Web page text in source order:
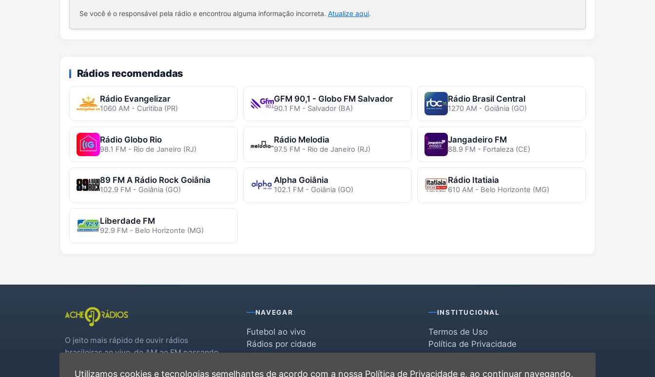
Se você é o responsável pela rádio e encontrou alguma informação incorreta. Atualize aqui.
Rádios recomendadas
Rádio Evangelizar
1060 AM - Curitiba (PR)
GFM 90,1 - Globo FM Salvador
90.1 FM - Salvador (BA)
Rádio Brasil Central
1270 AM - Goiânia (GO)
Rádio Globo Rio
98.1 FM - Rio de Janeiro (RJ)
Rádio Melodia
97.5 FM - Rio de Janeiro (RJ)
Jangadeiro FM
88.9 FM - Fortaleza (CE)
89 FM A Rádio Rock Goiânia
102.9 FM - Goiânia (GO)
Alpha Goiânia
102.1 FM - Goiânia (GO)
Rádio Itatiaia
610 AM - Belo Horizonte (MG)
Liberdade FM
92.9 FM - Belo Horizonte (MG)
O jeito mais rápido de ouvir rádios
brasileiras ao vivo, do AM ao FM passando
NAVEGAR
Futebol ao vivo
Rádios por cidade
Favoritas
INSTITUCIONAL
Termos de Uso
Política de Privacidade
Contato
Utilizamos cookies e tecnologias semelhantes de acordo com a nossa Política de Privacidadee, ao continuar navegando,